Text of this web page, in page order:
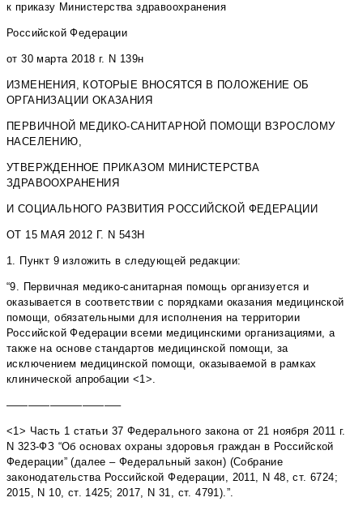
к приказу Министерства здравоохранения
Российской Федерации
от 30 марта 2018 г. N 139н
ИЗМЕНЕНИЯ, КОТОРЫЕ ВНОСЯТСЯ В ПОЛОЖЕНИЕ ОБ
ОРГАНИЗАЦИИ ОКАЗАНИЯ
ПЕРВИЧНОЙ МЕДИКО-САНИТАРНОЙ ПОМОЩИ ВЗРОСЛОМУ
НАСЕЛЕНИЮ,
УТВЕРЖДЕННОЕ ПРИКАЗОМ МИНИСТЕРСТВА
ЗДРАВООХРАНЕНИЯ
И СОЦИАЛЬНОГО РАЗВИТИЯ РОССИЙСКОЙ ФЕДЕРАЦИИ
ОТ 15 МАЯ 2012 Г. N 543Н
1. Пункт 9 изложить в следующей редакции:
“9. Первичная медико-санитарная помощь организуется и
оказывается в соответствии с порядками оказания медицинской
помощи, обязательными для исполнения на территории
Российской Федерации всеми медицинскими организациями, а
также на основе стандартов медицинской помощи, за
исключением медицинской помощи, оказываемой в рамках
клинической апробации <1>.
——————————–
<1> Часть 1 статьи 37 Федерального закона от 21 ноября 2011 г.
N 323-ФЗ “Об основах охраны здоровья граждан в Российской
Федерации” (далее – Федеральный закон) (Собрание
законодательства Российской Федерации, 2011, N 48, ст. 6724;
2015, N 10, ст. 1425; 2017, N 31, ст. 4791).”.